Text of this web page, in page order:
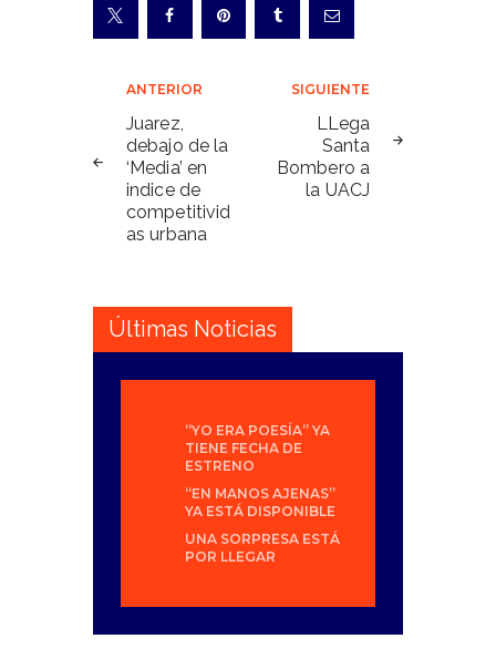
Navegación
de
entradas
ANTERIOR
Juarez,
debajo de la
‘Media’ en
indice de
competitivid
as urbana
SIGUIENTE
LLega
Santa
Bombero a
la UACJ
Últimas Noticias
“YO ERA POESÍA” YA
TIENE FECHA DE
ESTRENO
“EN MANOS AJENAS”
YA ESTÁ DISPONIBLE
UNA SORPRESA ESTÁ
POR LLEGAR